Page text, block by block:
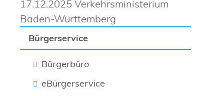
Bürgerservice
Bürgerbüro
eBürgerservice
17.12.2025 Verkehrsministerium
Baden-Württemberg